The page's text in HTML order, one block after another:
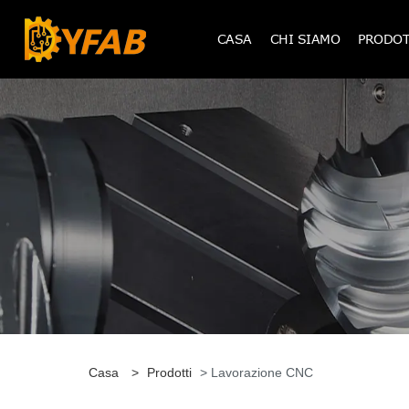
CASA CHI SIAMO
Casa > Prodotti > Lavorazione CNC